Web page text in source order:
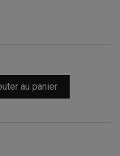
au panier